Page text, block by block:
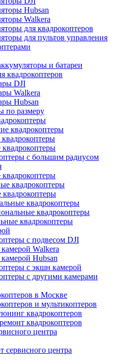
Hubsan
Walkera
для квадрокоптеров
для пультов управления
и батареи
квадрокоптеров
DJI
Walkera
Hubsan
по размеру
квадрокоптеры
с большим радиусом
квадрокоптеры
квадрокоптеры
квадрокоптеры
квадрокоптеры
с подвесом DJI
Walkera
Hubsan
с экшн камерой
с другими камерами
в Москве
и мультикоптеров
квадрокоптеров
квадрокоптеров
центра
сервисного центра